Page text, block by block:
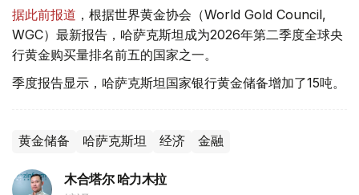
据此前报道 ，根据世界黄金协会（World Gold Council,
WGC）最新报告，哈萨克斯坦成为2026年第二季度全球央
行黄金购买量排名前五的国家之一。
季度报告显示，哈萨克斯坦国家银行黄金储备增加了15吨。
黄金储备 哈萨克斯坦 经济 金融
木合塔尔 哈力木拉